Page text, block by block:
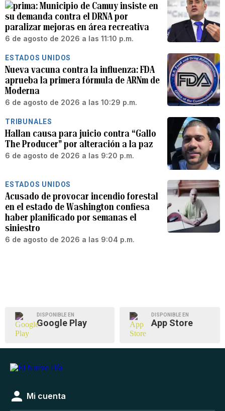
Municipio de Camuy insiste en
su demanda contra el DRNA por
paralizar mejoras en área recreativa
6 de agosto de 2026 a las 11:10 p.m.
ESTADOS UNIDOS
Nueva vacuna contra la influenza: FDA
aprueba la primera fórmula de ARNm de
Moderna
6 de agosto de 2026 a las 10:29 p.m.
TRIBUNALES
Hallan causa para juicio contra “Gallo
The Producer” por alteración a la paz
6 de agosto de 2026 a las 9:20 p.m.
ESTADOS UNIDOS
Acusado de provocar incendio forestal
en el estado de Washington confiesa
haber planificado por semanas el
siniestro
6 de agosto de 2026 a las 9:04 p.m.
DISPONIBLE EN
Google Play
DISPONIBLE EN
App Store
Mi cuenta